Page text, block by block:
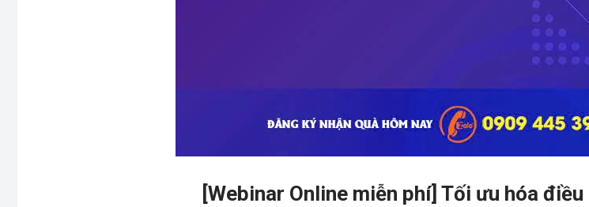
[Webinar Online miễn phí] Tối ưu hóa